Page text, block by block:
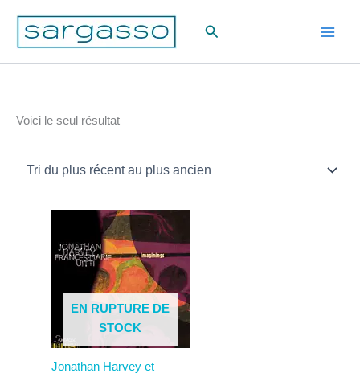
contenu
Rechercher
Voici le seul résultat
EN RUPTURE DE
STOCK
Jonathan Harvey et